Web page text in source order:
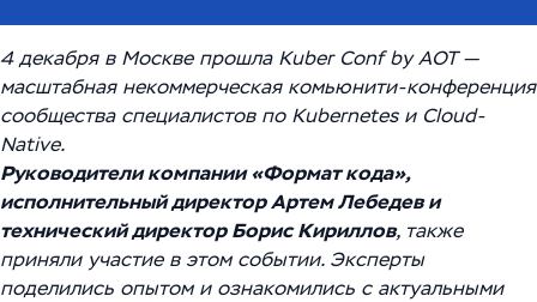
службы поддержки
Обучающий ИИ-ассистент для ваших сотрудников
ИИ-решение для работы с корпоративными базами
данных
WMS Управление складом
Складская автоматизация и логистика
Высоконагруженные системы и Большие данные
(Big Data)
Автоматизация производств
Цифровизация ритейла
Импортозамещение
О компании
О нас
Руководство
Модели сотрудничества
English
Main
Warehouse Logistics and Automation
Связаться с нами
4 декабря в Москве прошла Kuber Conf by AOT —
масштабная некоммерческая комьюнити-конференция
сообщества специалистов по Kubernetes и Cloud-
Native.
Руководители компании «Формат кода»,
исполнительный директор Артем Лебедев и
технический директор Борис Кириллов, также
приняли участие в этом событии. Эксперты
поделились опытом и ознакомились с актуальными